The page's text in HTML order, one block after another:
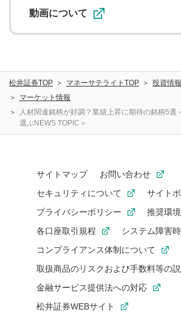
ることがあります。
動画について
松井証券TOP マネーサテライトTOP
投資情
マーケット情報
人材関連銘柄が好調？業績上昇に期待の銘柄5選
選ぶNEWS TOPIC＞
サイトマップ
お問い合わせ
セキュリティについて
サイト
プライバシーポリシー
推奨環境
各口座取引規程
システム障害
コンプライアンス体制について
取扱商品のリスクおよび手数料等の
金融サービス提供法への対応
松井証券WEBサイト